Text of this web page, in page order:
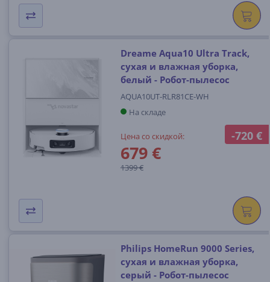
-720 €
Dreame Aqua10 Ultra Track,
сухая и влажная уборка,
белый - Робот-пылесос
AQUA10UT-RLR81CE-WH
На складе
Цена со скидкой:
679 €
1399 €
Philips HomeRun 9000 Series,
сухая и влажная уборка,
серый - Робот-пылесос